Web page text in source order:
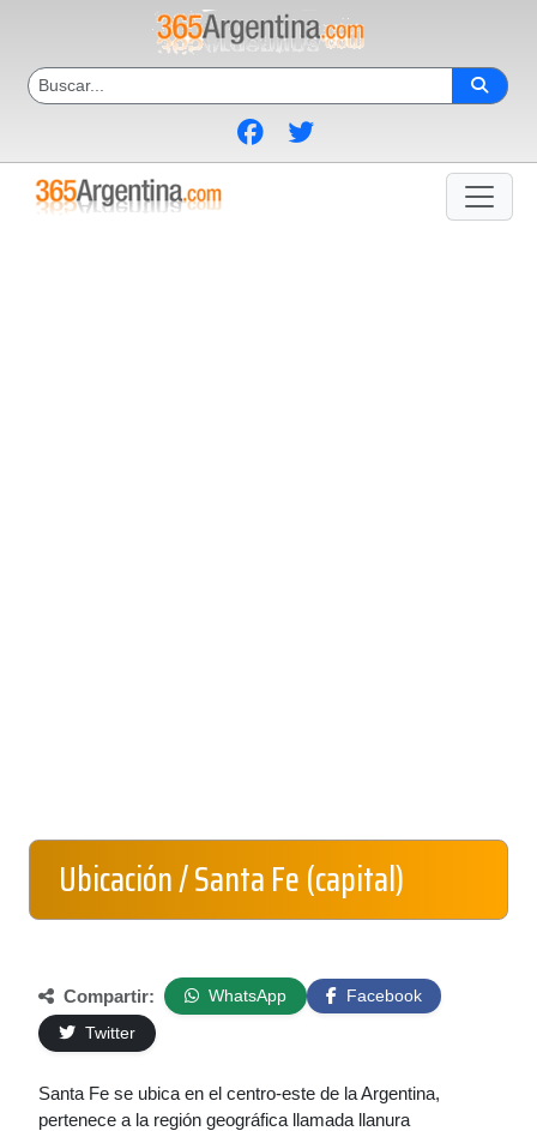
Ubicación / Santa Fe (capital)
Compartir: WhatsApp
Facebook
Twitter
Santa Fe se ubica en el centro-este de la Argentina,
pertenece a la región geográfica llamada llanura